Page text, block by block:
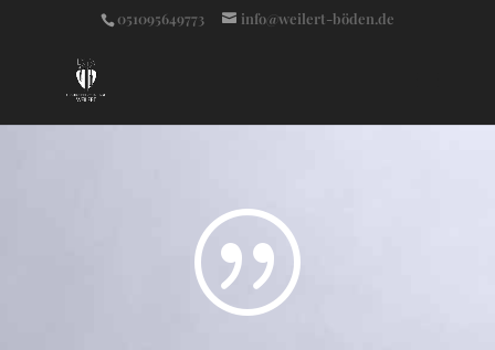
051095649773 info@weilert-böden.de
|